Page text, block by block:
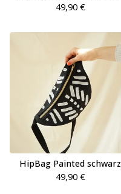
49,90 €
HipBag Painted schwarz
49,90 €